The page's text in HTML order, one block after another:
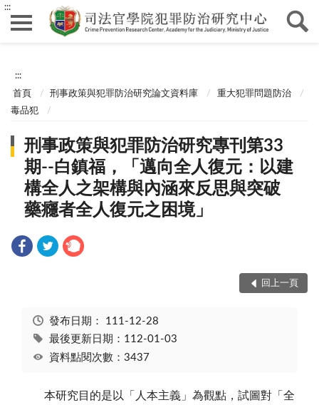
:::
:::
首頁 刑事政策與犯罪防治研究論文資料庫
重大犯罪問題防治
毒品犯
刑事政策與犯罪防治研究專刊第33
期--白鎮福，「邁向全人復元：以建
構全人之架構與內涵來反思與突破
藥癮者全人復元之困境」
回上一頁
發布日期： 111-12-28
最後更新日期：112-01-03
資料點閱次數：3437
本研究目的是以「人本主義」為觀點，試圖對「全